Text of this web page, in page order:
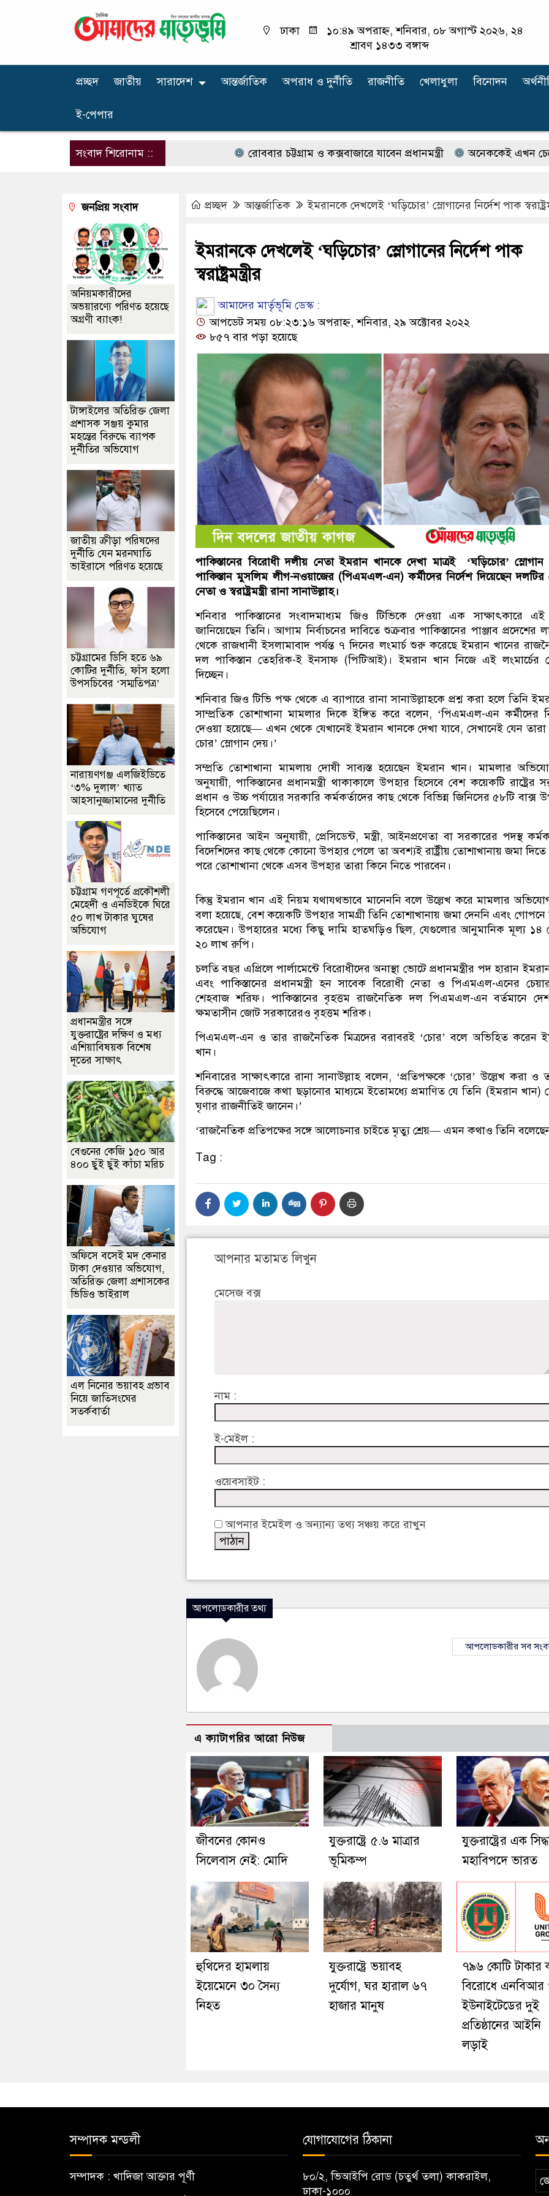
ঢাকা
১০:৪৯ অপরাহ্ন, শনিবার, ০৮ অগাস্ট ২০২৬, ২৪
শ্রাবণ ১৪৩৩ বঙ্গাব্দ
প্রচ্ছদ জাতীয় সারাদেশ আন্তর্জাতিক অপরাধ ‍ও দুর্নীতি রাজনীতি খেলাধুলা বিনোদন
ই-পেপার
সংবাদ শিরোনাম :: রোববার চট্টগ্রাম ও কক্সবাজারে যাবেন প্রধানমন্ত্রী অনেককেই এখন চেনেন না
প্রচ্ছদ আন্তর্জাতিক ইমরানকে দেখলেই ‘ঘড়িচোর’ স্লোগানের নির্দেশ পাক
ইমরানকে দেখলেই ‘ঘড়িচোর’ স্লোগানের নির্দেশ পাক
স্বরাষ্ট্রমন্ত্রীর
আমাদের মার্তৃভূমি ডেস্ক :
আপডেট সময় ০৮:২৩:১৬ অপরাহ্ন, শনিবার, ২৯ অক্টোবর ২০২২
৮৫৭ বার পড়া হয়েছে
পাকিস্তানের বিরোধী দলীয় নেতা ইমরান খানকে দেখা মাত্রই ‘ঘড়িচোর’ স্লোগান
পাকিস্তান মুসলিম লীগ-নওয়াজের (পিএমএল-এন) কর্মীদের নির্দেশ দিয়েছেন দলটির
নেতা ও স্বরাষ্ট্রমন্ত্রী রানা সানাউল্লাহ।
শনিবার পাকিস্তানের সংবাদমাধ্যম জিও টিভিকে দেওয়া এক সাক্ষাৎকারে
জানিয়েছেন তিনি। আগাম নির্বাচনের দাবিতে শুক্রবার পাকিস্তানের পাঞ্জাব প্রদেশের
থেকে রাজধানী ইসলামাবাদ পর্যন্ত ৭ দিনের লংমার্চ শুরু করেছে ইমরান খানের
দল পাকিস্তান তেহরিক-ই ইনসাফ (পিটিআই)। ইমরান খান নিজে এই লংমার্চের
দিচ্ছেন।
শনিবার জিও টিভি পক্ষ থেকে এ ব্যাপারে রানা সানাউল্লাহকে প্রশ্ন করা হলে তিনি
সাম্প্রতিক তোশাখানা মামলার দিকে ইঙ্গিত করে বলেন, ‘পিএমএল-এন কর্মীদের
দেওয়া হয়েছে— এখন থেকে যেখানেই ইমরান খানকে দেখা যাবে, সেখানেই যেন তারা
চোর’ স্লোগান দেয়।’
সম্প্রতি তোশাখানা মামলায় দোষী সাব্যস্ত হয়েছেন ইমরান খান। মামলার
অনুযায়ী, পাকিস্তানের প্রধানমন্ত্রী থাকাকালে উপহার হিসেবে বেশ কয়েকটি রাষ্ট্রের
প্রধান ও উচ্চ পর্যায়ের সরকারি কর্মকর্তাদের কাছ থেকে বিভিন্ন জিনিসের ৫৮টি বাক্স
হিসেবে পেয়েছিলেন।
পাকিস্তানের আইন অনুযায়ী, প্রেসিডেন্ট, মন্ত্রী, আইনপ্রণেতা বা সরকারের পদস্থ
বিদেশিদের কাছ থেকে কোনো উপহার পেলে তা অবশ্যই রাষ্ট্রীয় তোশাখানায় জমা দিতে
পরে তোশাখানা থেকে এসব উপহার তারা কিনে নিতে পারবেন।
কিন্তু ইমরান খান এই নিয়ম যথাযথভাবে মানেননি বলে উল্লেখ করে মামলার
বলা হয়েছে, বেশ কয়েকটি উপহার সামগ্রী তিনি তোশাখানায় জমা দেননি এবং গোপনে
করেছেন। উপহারের মধ্যে কিছু দামি হাতঘড়িও ছিল, যেগুলোর আনুমানিক মূল্য ১৪
২০ লাখ রুপি।
চলতি বছর এপ্রিলে পার্লামেন্টে বিরোধীদের অনাস্থা ভোটে প্রধানমন্ত্রীর পদ হারান
এবং পাকিস্তানের প্রধানমন্ত্রী হন সাবেক বিরোধী নেতা ও পিএমএল-এনের
শেহবাজ শরিফ। পাকিস্তানের বৃহত্তম রাজনৈতিক দল পিএমএল-এন বর্তমানে
ক্ষমতাসীন জোট সরকারেরও বৃহত্তম শরিক।
পিএমএল-এন ও তার রাজনৈতিক মিত্রদের বরাবরই ‘চোর’ বলে অভিহিত করেন
খান।
শনিবারের সাক্ষাৎকারে রানা সানাউল্লাহ বলেন, ‘প্রতিপক্ষকে ‘চোর’ উল্লেখ করা ও
বিরুদ্ধে আজেবাজে কথা ছড়ানোর মাধ্যমে ইতোমধ্যে প্রমাণিত যে তিনি (ইমরান খান)
ঘৃণার রাজনীতিই জানেন।’
‘রাজনৈতিক প্রতিপক্ষের সঙ্গে আলোচনার চাইতে মৃত্যু শ্রেয়— এমন কথাও তিনি
Tag :
আপনার মতামত লিখুন
মেসেজ বক্স
নাম :
ই-মেইল :
ওয়েবসাইট :
আপনার ইমেইল ও অন্যান্য তথ্য সঞ্চয় করে রাখুন
আপলোডকারীর তথ্য
আপলোডকারীর সব
এ ক্যাটাগরির আরো নিউজ
জীবনের কোনও
সিলেবাস নেই: মোদি
যুক্তরাষ্ট্রে ৫.৬ মাত্রার
ভূমিকম্প
যুক্তরাষ্ট্রের এক
মহাবিপদে ভারত
হুথিদের হামলায়
ইয়েমেনে ৩০ সৈন্য
নিহত
যুক্তরাষ্ট্রে ভয়াবহ
দুর্যোগ, ঘর হারাল ৬৭
হাজার মানুষ
৭৯৬ কোটি টাকার
বিরোধে এনবিআর
ইউনাইটেডের দুই
প্রতিষ্ঠানের আইনি
লড়াই
জনপ্রিয় সংবাদ
অনিয়মকারীদের
অভয়ারণ্যে পরিণত হয়েছে
অগ্রণী ব্যাংক!
টাঙ্গাইলের অতিরিক্ত জেলা
প্রশাসক সঞ্জয় কুমার
মহন্তের বিরুদ্ধে ব্যাপক
দুর্নীতির অভিযোগ
জাতীয় ক্রীড়া পরিষদের
দুর্নীতি যেন মরনঘাতি
ভাইরাসে পরিণত হয়েছে
চট্টগ্রামের ডিসি হতে ৬৯
কোটির দুর্নীতি, ফাঁস হলো
উপসচিবের ‘সম্মতিপত্র’
নারায়ণগঞ্জ এলজিইডিতে
‘৩% দুলাল’ খ্যাত
আহসানুজ্জামানের দুর্নীতি
চট্টগ্রাম গণপূর্তে প্রকৌশলী
মেহেদী ও এনডিইকে ঘিরে
৫০ লাখ টাকার ঘুষের
অভিযোগ
প্রধানমন্ত্রীর সঙ্গে
যুক্তরাষ্ট্রের দক্ষিণ ও মধ্য
এশিয়াবিষয়ক বিশেষ
দূতের সাক্ষাৎ
বেগুনের কেজি ১৫০ আর
৪০০ ছুঁই ছুঁই কাঁচা মরিচ
অফিসে বসেই মদ কেনার
টাকা দেওয়ার অভিযোগ,
অতিরিক্ত জেলা প্রশাসকের
ভিডিও ভাইরাল
এল নিনোর ভয়াবহ প্রভাব
নিয়ে জাতিসংঘের
সতর্কবার্তা
সম্পাদক মন্ডলী
সম্পাদক : খাদিজা আক্তার পূর্ণী
যোগাযোগের ঠিকানা
৮০/২, ভিআইপি রোড (চতুর্থ তলা) কাকরাইল,
ঢাকা-১০০০